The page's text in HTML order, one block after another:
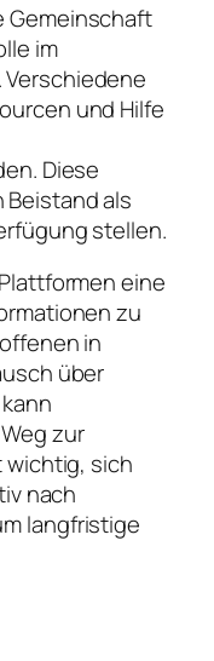
Gemeinschaft
im
und Hilfe
Diese
als
stellen.
eine
zu
in
über
zur
wichtig, sich
nach
langfristige